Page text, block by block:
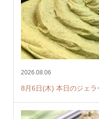
2026.08.06
8月6日(木) 本日のジェ